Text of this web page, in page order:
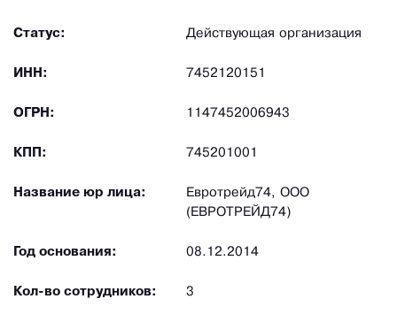
Статус: Действующая организация
ИНН: 7452120151
ОГРН: 1147452006943
КПП: 745201001
Название юр лица:
Евротрейд74, ООО
(ЕВРОТРЕЙД74)
Год основания: 08.12.2014
Кол-во сотрудников: 3